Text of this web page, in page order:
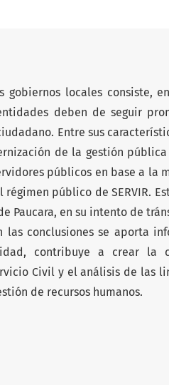
locales consiste,
deben de seguir
Entre sus
de la gestión
públicos en base a la
régimen público de SERVIR.
Paucara, en su intento de
conclusiones se aporta
contribuye a crear la
Civil y el análisis de las
de recursos humanos.